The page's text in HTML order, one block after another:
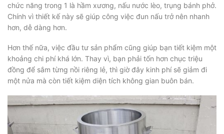
chức năng trong 1 là hầm xương, nấu nước lèo, trụng bánh phở.
Chính vì thiết kế này sẽ giúp công việc đun nấu trở nên nhanh
hơn, dễ dàng hơn.
Hơn thế nữa, việc đầu tư sản phẩm cũng giúp bạn tiết kiệm một
khoảng chi phí khá lớn. Thay vì, bạn phải tốn hơn chục triệu
đồng để sắm từng nồi riêng lẻ, thì giờ đây kinh phí sẽ giảm đi
một nửa mà còn tiết kiệm diện tích không gian buôn bán.